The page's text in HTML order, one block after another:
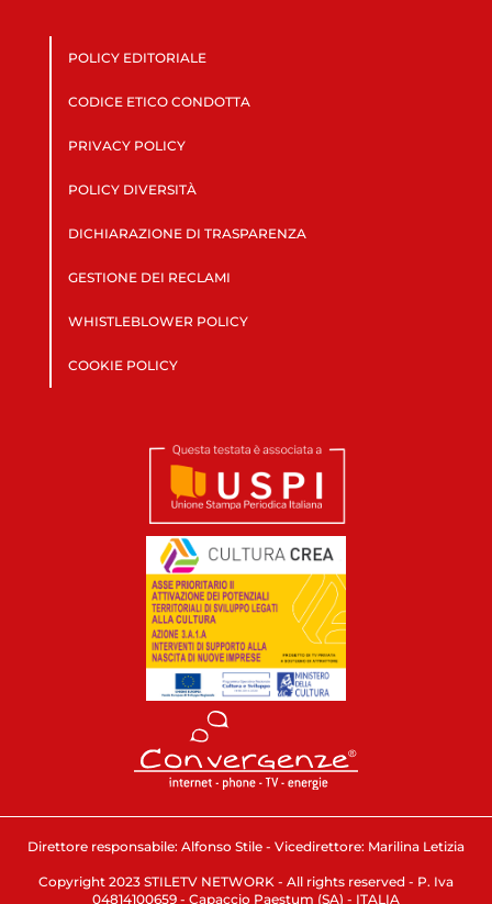
POLICY EDITORIALE
CODICE ETICO CONDOTTA
PRIVACY POLICY
POLICY DIVERSITÀ
DICHIARAZIONE DI TRASPARENZA
GESTIONE DEI RECLAMI
WHISTLEBLOWER POLICY
COOKIE POLICY
Direttore responsabile: Alfonso Stile - Vicedirettore: Marilina Letizia
Copyright 2023 STILETV NETWORK - All rights reserved - P. Iva
04814100659 - Capaccio Paestum (SA) - ITALIA